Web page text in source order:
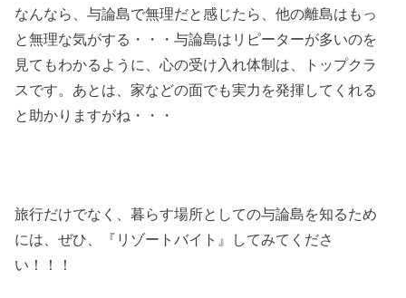
なんなら、与論島で無理だと感じたら、他の離島はもっ
と無理な気がする・・・与論島はリピーターが多いのを
見てもわかるように、心の受け入れ体制は、トップクラ
スです。あとは、家などの面でも実力を発揮してくれる
と助かりますがね・・・
旅行だけでなく、暮らす場所としての与論島を知るため
には、ぜひ、『リゾートバイト』してみてくださ
い！！！